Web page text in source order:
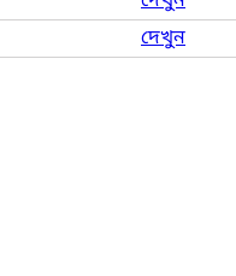
দেখুন